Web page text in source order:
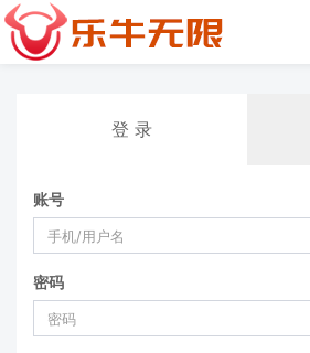
登 录
账号
密码